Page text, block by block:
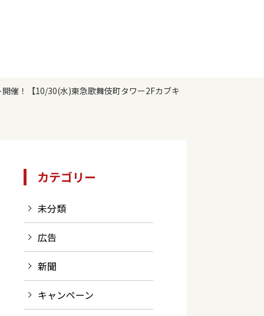
催！【10/30(水)東急歌舞伎町タワー2Fカブキ
カテゴリー
未分類
広告
新聞
キャンペーン